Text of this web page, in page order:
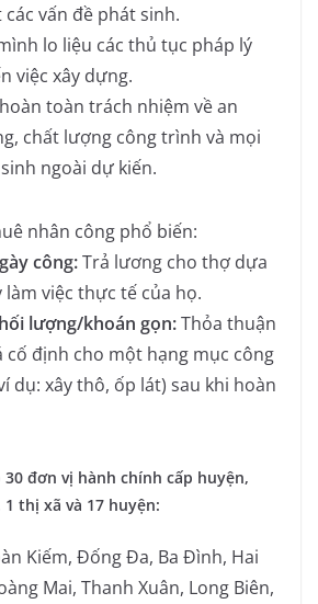
các vấn đề phát sinh.
lo liệu các thủ tục pháp lý
việc xây dựng.
toàn trách nhiệm về an
chất lượng công trình và mọi
ngoài dự kiến.
nhân công phổ biến:
công:Trả lương cho thợ dựa
việc thực tế của họ.
lượng/khoán gọn:Thỏa thuận
cố định cho một hạng mục công
dụ: xây thô, ốp lát) sau khi hoàn
đơn vị hành chính cấp huyện,
thị xã và 17 huyện:
Kiếm, Đống Đa, Ba Đình, Hai
Mai, Thanh Xuân, Long Biên,